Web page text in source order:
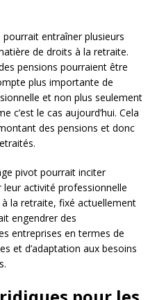
entraîner plusieurs
de droits à la retraite.
pensions pourraient être
plus importante de
et non plus seulement
c’est le cas aujourd’hui. Cela
des pensions et donc
pivot pourrait inciter
activité professionnelle
à la retraite, fixé actuellement
engendrer des
entreprises en termes de
et d’adaptation aux besoins